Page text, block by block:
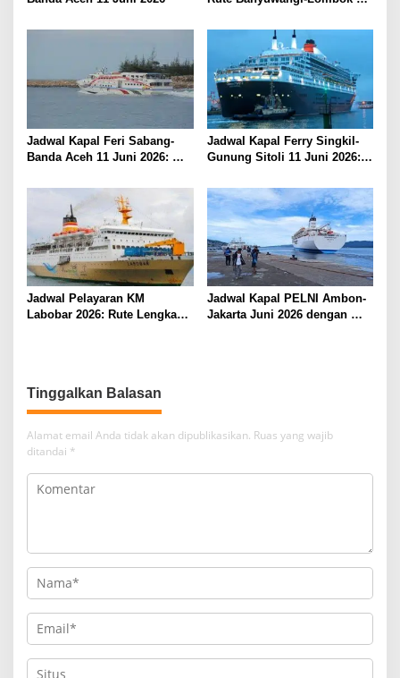
Jadwal Kapal Feri Sabang-
Banda Aceh 11 Juni 2026:
Penumpang dan Pengemudi
Jadwal Kapal Ferry Singkil-
Gunung Sitoli 11 Juni 2026:
Lengkap
Jadwal Pelayaran KM
Labobar 2026: Rute Lengkap
Jadwal Kapal PELNI Ambon-
Jakarta Juni 2026 dengan
Alamat email Anda tidak akan dipublikasikan. Ruas yang wajib
ditandai *